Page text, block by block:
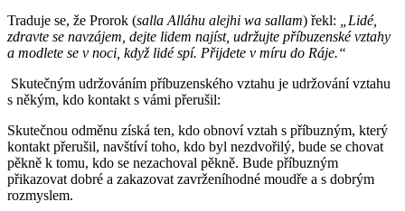
Traduje se, že Prorok (salla Alláhu alejhi wa sallam) řekl:
„Lidé,
zdravte se navzájem, dejte lidem najíst, udržujte příbuzenské vztahy
a modlete se v noci, když lidé spí. Přijdete v míru do Ráje.“
Skutečným udržováním příbuzenského vztahu je udržování vztahu
s někým, kdo kontakt s vámi přerušil:
Skutečnou odměnu získá ten, kdo obnoví vztah s příbuzným, který
kontakt přerušil, navštíví toho, kdo byl nezdvořilý, bude se chovat
pěkně k tomu, kdo se nezachoval pěkně. Bude příbuzným
přikazovat dobré a zakazovat zavrženíhodné moudře a s dobrým
rozmyslem.